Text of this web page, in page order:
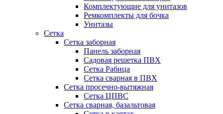
Комплектующие для унитазов
Ремкомплекты для бочка
Унитазы
Сетка
Сетка заборная
Панель заборная
Садовая решетка ПВХ
Сетка Рабица
Сетка сварная в ПВХ
Сетка просечно-вытяжная
Сетка ЦПВС
Сетка сварная, базальтовая